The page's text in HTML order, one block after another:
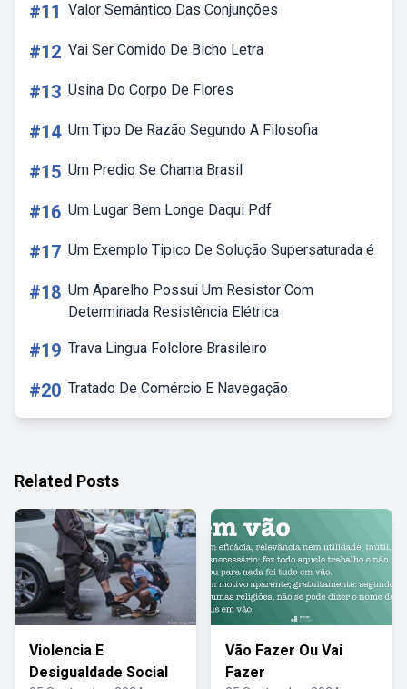
#11 Valor Semântico Das Conjunções
#12 Vai Ser Comido De Bicho Letra
#13 Usina Do Corpo De Flores
#14 Um Tipo De Razão Segundo A Filosofia
#15 Um Predio Se Chama Brasil
#16 Um Lugar Bem Longe Daqui Pdf
#17 Um Exemplo Tipico De Solução Supersaturada é
#18 Um Aparelho Possui Um Resistor Com
Determinada Resistência Elétrica
#19 Trava Lingua Folclore Brasileiro
#20 Tratado De Comércio E Navegação
Related Posts
Violencia E
Desigualdade Social
Vão Fazer Ou Vai
Fazer